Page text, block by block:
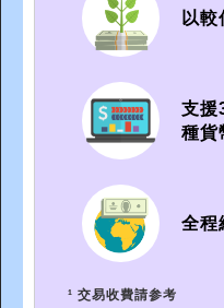
以
支援
種貨
全程
¹ 交易收費請参考